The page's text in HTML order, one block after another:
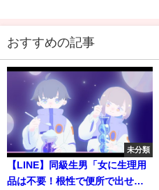
おすすめの記事
未分類
【LINE】同級生男「女に生理用
品は不要！根性で便所で出せば